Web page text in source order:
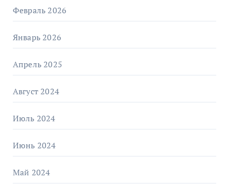
Февраль 2026
Январь 2026
Апрель 2025
Август 2024
Июль 2024
Июнь 2024
Май 2024